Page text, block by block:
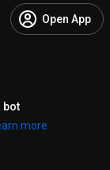
Open App
bot
more